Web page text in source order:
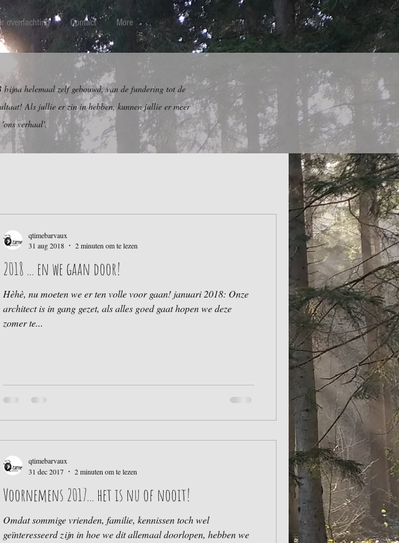
overnachting Contact More
helemaal zelf gebouwd, van de fundering tot de
Als jullie er zin in hebben, kunnen jullie er meer
verhaal'.
2018 ... en we gaan door!
Hèhè, nu moeten we er ten volle voor gaan! januari 2018: Onze
architect is in gang gezet, als alles goed gaat hopen we deze
zomer te...
qtimebarvaux
31 aug 2018
2 minuten om te lezen
Voornemens 2017... het is nu of nooit!
Omdat sommige vrienden, familie, kennissen toch wel
geïnteresseerd zijn in hoe we dit allemaal doorlopen, hebben we
qtimebarvaux
31 dec 2017
2 minuten om te lezen